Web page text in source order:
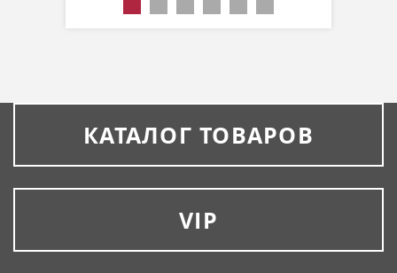
КАТАЛОГ ТОВАРОВ
VIP